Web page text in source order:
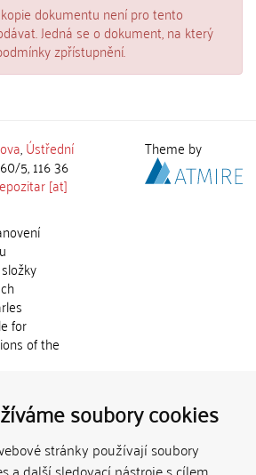
soubory cookies
stránky používají soubory
dokumentu není pro tento
Jedná se o dokument, na který
zpřístupnění.
,Ústřední
5, 116 36
[at]
for
of the
použity k
vydávány
jinou
než autora.
Theme by